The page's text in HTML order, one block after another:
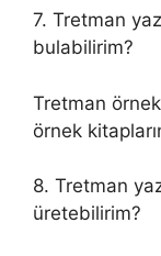
7. Tretman
bulabilirim?
Tretman
örnek
8. Tretman
üretebilirim?